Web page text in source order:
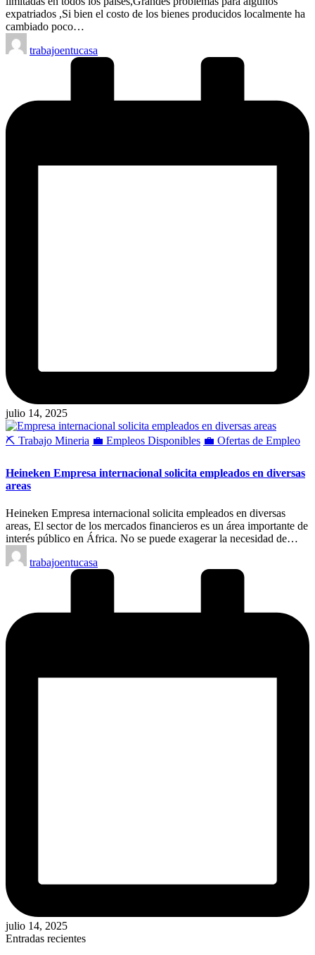
expatriados ,Si bien el costo de los bienes producidos localmente ha
cambiado poco…
Publicado
por
trabajoentucasa
julio 14, 2025
Publicado
⛏️ Trabajo Mineria 💼 Empleos Disponibles 💼 Ofertas de Empleo
Heineken Empresa internacional solicita empleados en diversas
areas
Heineken Empresa internacional solicita empleados en diversas
areas, El sector de los mercados financieros es un área importante de
interés público en África. No se puede exagerar la necesidad de…
Publicado
por
trabajoentucasa
julio 14, 2025
Entradas recientes